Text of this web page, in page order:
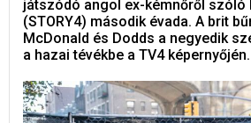
játszódó angol ex-kémnőről szóló
(STORY4) második évada. A brit
McDonald és Dodds a negyedik
a hazai tévékbe a TV4 képernyőjén.